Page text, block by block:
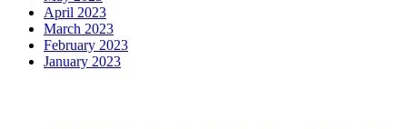
April 2023
March 2023
February 2023
January 2023